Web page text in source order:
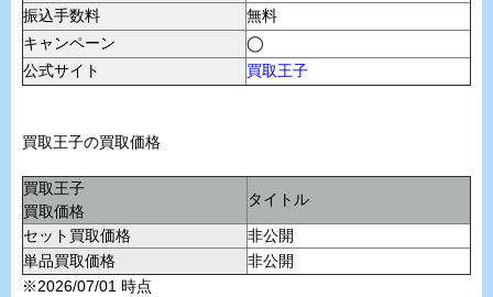
振込手数料
無料
キャンペーン
◯
公式サイト
買取王子
買取王子の買取価格
買取王子
買取価格
タイトル
セット買取価格
非公開
単品買取価格
非公開
※2026/07/01 時点